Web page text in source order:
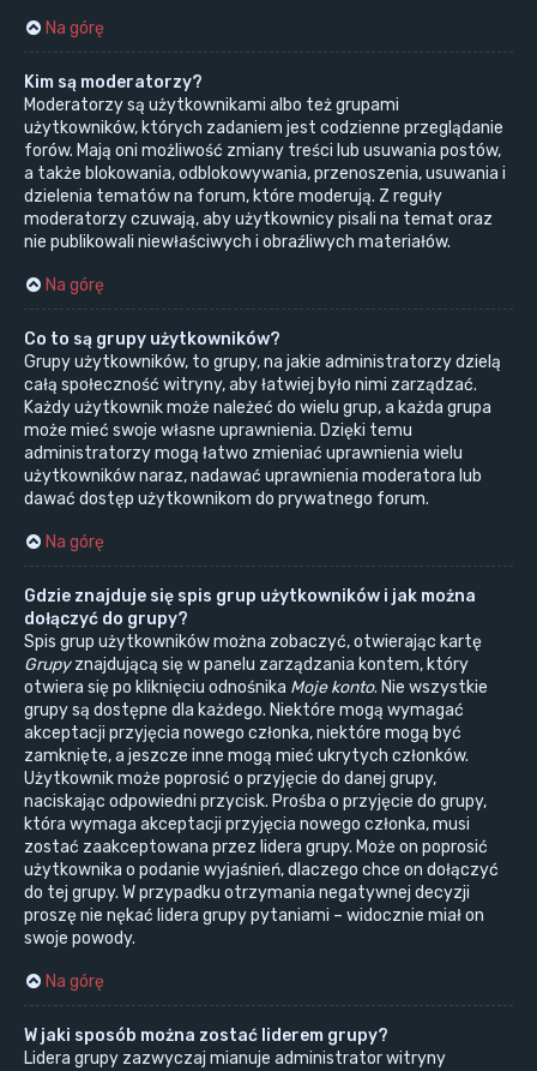
Na górę
Kim są moderatorzy?
Moderatorzy są użytkownikami albo też grupami
użytkowników, których zadaniem jest codzienne przeglądanie
forów. Mają oni możliwość zmiany treści lub usuwania postów,
a także blokowania, odblokowywania, przenoszenia, usuwania i
dzielenia tematów na forum, które moderują. Z reguły
moderatorzy czuwają, aby użytkownicy pisali na temat oraz
nie publikowali niewłaściwych i obraźliwych materiałów.
Na górę
Co to są grupy użytkowników?
Grupy użytkowników, to grupy, na jakie administratorzy dzielą
całą społeczność witryny, aby łatwiej było nimi zarządzać.
Każdy użytkownik może należeć do wielu grup, a każda grupa
może mieć swoje własne uprawnienia. Dzięki temu
administratorzy mogą łatwo zmieniać uprawnienia wielu
użytkowników naraz, nadawać uprawnienia moderatora lub
dawać dostęp użytkownikom do prywatnego forum.
Na górę
Gdzie znajduje się spis grup użytkowników i jak można
dołączyć do grupy?
Spis grup użytkowników można zobaczyć, otwierając kartę
Grupyznajdującą się w panelu zarządzania kontem, który
otwiera się po kliknięciu odnośnika Moje konto. Nie wszystkie
grupy są dostępne dla każdego. Niektóre mogą wymagać
akceptacji przyjęcia nowego członka, niektóre mogą być
zamknięte, a jeszcze inne mogą mieć ukrytych członków.
Użytkownik może poprosić o przyjęcie do danej grupy,
naciskając odpowiedni przycisk. Prośba o przyjęcie do grupy,
która wymaga akceptacji przyjęcia nowego członka, musi
zostać zaakceptowana przez lidera grupy. Może on poprosić
użytkownika o podanie wyjaśnień, dlaczego chce on dołączyć
do tej grupy. W przypadku otrzymania negatywnej decyzji
proszę nie nękać lidera grupy pytaniami – widocznie miał on
swoje powody.
Na górę
W jaki sposób można zostać liderem grupy?
Lidera grupy zazwyczaj mianuje administrator witryny